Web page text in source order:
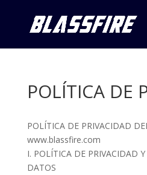
POLÍTICA DE
POLÍTICA DE PRIVACIDAD
www.blassfire.com
I. POLÍTICA DE PRIVACIDAD
DATOS